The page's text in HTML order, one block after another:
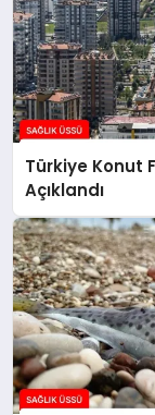
Türkiye Konut
Açıklandı